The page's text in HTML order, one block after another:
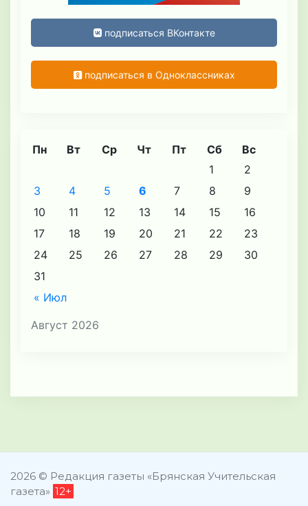
подписаться ВКонтакте
подписаться в Одноклассниках
Август 2026
Пн Вт Ср Чт Пт Сб Вс
« Июл
1
2
3
4 5 6 7 8
9
10
11 12 13 14 15
16
17
18 19 20 21 22
23
24
25 26 27 28 29
30
31
2026 © Редакция газеты «Брянская Учительская
газета» 12+